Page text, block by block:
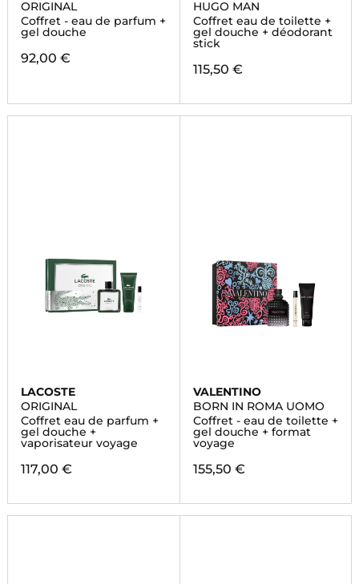
ORIGINAL
Coffret - eau de parfum +
gel douche
92,00 €
HUGO MAN
Coffret eau de toilette +
gel douche + déodorant
stick
115,50 €
LACOSTE
ORIGINAL
Coffret eau de parfum +
gel douche +
vaporisateur voyage
117,00 €
VALENTINO
BORN IN ROMA UOMO
Coffret - eau de toilette +
gel douche + format
voyage
155,50 €